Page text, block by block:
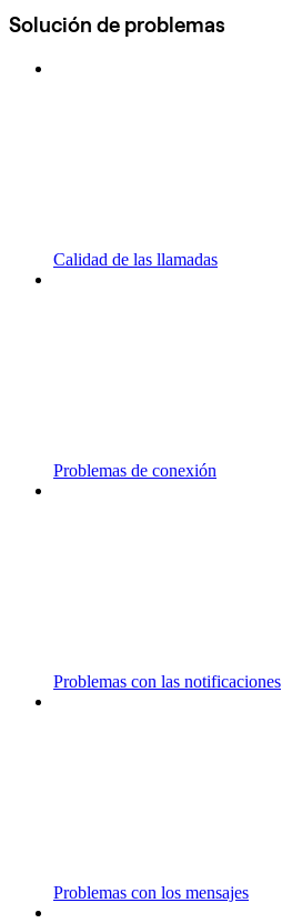
Solución de problemas
Calidad de las llamadas
Problemas de conexión
Problemas con las notificaciones
Problemas con los mensajes